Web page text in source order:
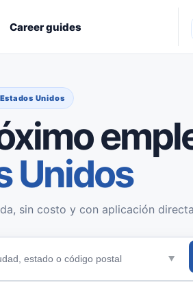
Career guides
Unidos
Unidos
sin costo y con aplicación